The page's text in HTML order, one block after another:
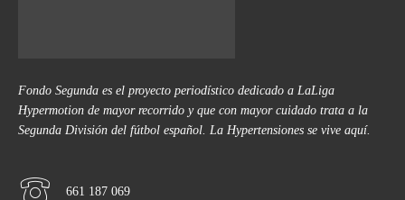
Fondo Segunda es el proyecto periodístico dedicado a LaLiga
Hypermotion de mayor recorrido y que con mayor cuidado trata a la
Segunda División del fútbol español. La Hypertensiones se vive aquí.
661 187 069